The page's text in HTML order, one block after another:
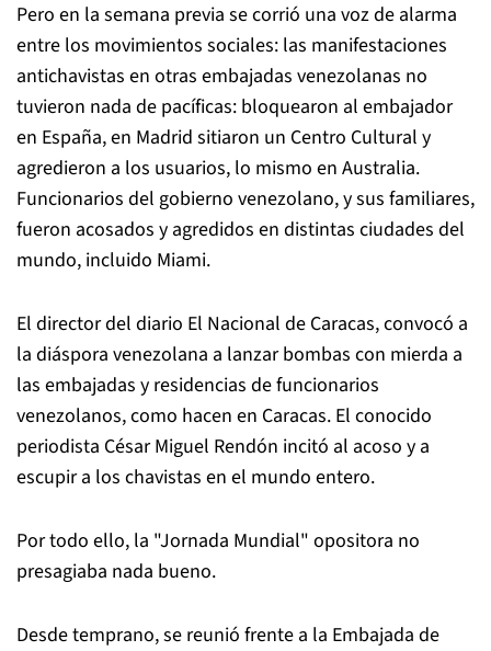
Pero en la semana previa se corrió una voz de alarma
entre los movimientos sociales: las manifestaciones
antichavistas en otras embajadas venezolanas no
tuvieron nada de pacíficas: bloquearon al embajador
en España, en Madrid sitiaron un Centro Cultural y
agredieron a los usuarios, lo mismo en Australia.
Funcionarios del gobierno venezolano, y sus familiares,
fueron acosados y agredidos en distintas ciudades del
mundo, incluido Miami.
El director del diario El Nacional de Caracas, convocó a
la diáspora venezolana a lanzar bombas con mierda a
las embajadas y residencias de funcionarios
venezolanos, como hacen en Caracas. El conocido
periodista César Miguel Rendón incitó al acoso y a
escupir a los chavistas en el mundo entero.
Por todo ello, la "Jornada Mundial" opositora no
presagiaba nada bueno.
Desde temprano, se reunió frente a la Embajada de